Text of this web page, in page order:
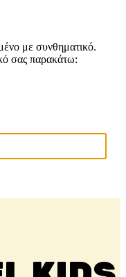
με συνθηματικό.
σας παρακάτω: